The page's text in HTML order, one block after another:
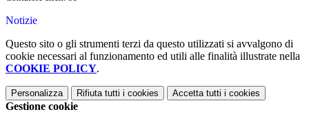
Notizie
Questo sito o gli strumenti terzi da questo utilizzati si avvalgono di
cookie necessari al funzionamento ed utili alle finalità illustrate nella
COOKIE POLICY.
Personalizza Rifiuta tutti i cookies Accetta tutti i cookies
Gestione cookie